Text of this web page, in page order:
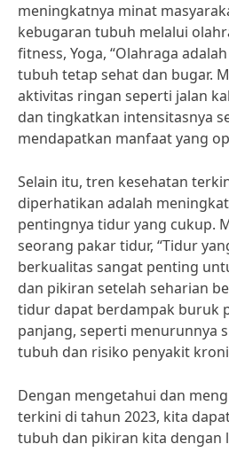
meningkatnya minat
kebugaran tubuh melalui
fitness, Yoga, “Olahraga
tubuh tetap sehat dan bugar.
aktivitas ringan seperti jalan
dan tingkatkan intensitasnya
mendapatkan manfaat yang
Selain itu, tren kesehatan
diperhatikan adalah
pentingnya tidur yang cukup.
seorang pakar tidur, “Tidur
berkualitas sangat penting
dan pikiran setelah seharian
tidur dapat berdampak buruk
panjang, seperti menurunnya
tubuh dan risiko penyakit
Dengan mengetahui dan
terkini di tahun 2023, kita
tubuh dan pikiran kita dengan